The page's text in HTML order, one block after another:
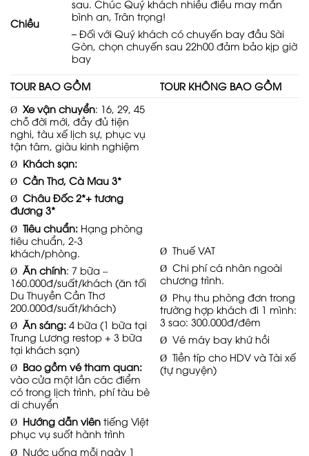
Chiều
sau. Chúc Quý khách nhiều điều may mắn
bình an, Trân trọng!
–Đối với Quý khách có chuyến bay đầu Sài
Gòn, chọn chuyến sau 22h00 đảm bảo kịp giờ
bay
TOUR BAO GỒM
TOUR KHÔNG BAO GỒM
Ø Xe vận chuyển: 16, 29, 45
chỗ đời mới, đầy đủ tiện
nghi, tàu xế lịch sự, phục vụ
tận tâm, giàu kinh nghiệm
Ø Khách sạn:
Ø Cần Thơ, Cà Mau 3*
Ø Châu Đốc 2*+ tương
đương 3*
Ø Tiêu chuẩn: Hạng phòng
tiêu chuẩn, 2-3
khách/phòng.
Ø Ăn chính: 7 bữa –
160.000đ/suất/khách (ăn tối
Du Thuyền Cần Thơ
200.000đ/suất/khách)
Ø Ăn sáng: 4 bữa (1 bữa tại
Trung Lương restop + 3 bữa
tại khách sạn)
Ø Bao gồm vé tham quan:
vào cửa một lần các điểm
có trong lịch trình, phí tàu bè
di chuyển
Ø Hướng dẫn viên tiếng Việt
phục vụ suốt hành trình
Ø Nước uống mỗi ngày 1
Ø Thuế VAT
Ø Chi phí cá nhân ngoài
chương trình.
Ø Phụ thu phòng đơn trong
trường hợp khách đi 1 mình:
3 sao: 300.000đ/đêm
Ø Vé máy bay khứ hồi
Ø Tiền típ cho HDV và Tài xế
(tự nguyện)